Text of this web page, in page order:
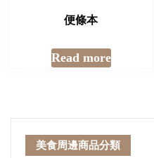
便條本
Read more
美食周邊商品分類